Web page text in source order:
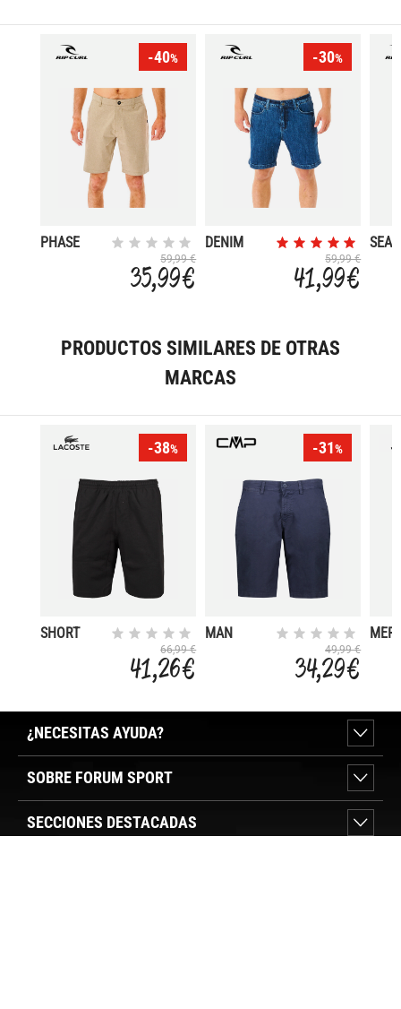
-40%
PHASE
59,99 €
35,99 €
-30%
DENIM
59,99 €
41,99 €
PRODUCTOS SIMILARES DE OTRAS
MARCAS
-38%
SHORT
66,99 €
41,26 €
-31%
MAN
49,99 €
34,29 €
¿NECESITAS AYUDA?
SOBRE FORUM SPORT
SECCIONES DESTACADAS